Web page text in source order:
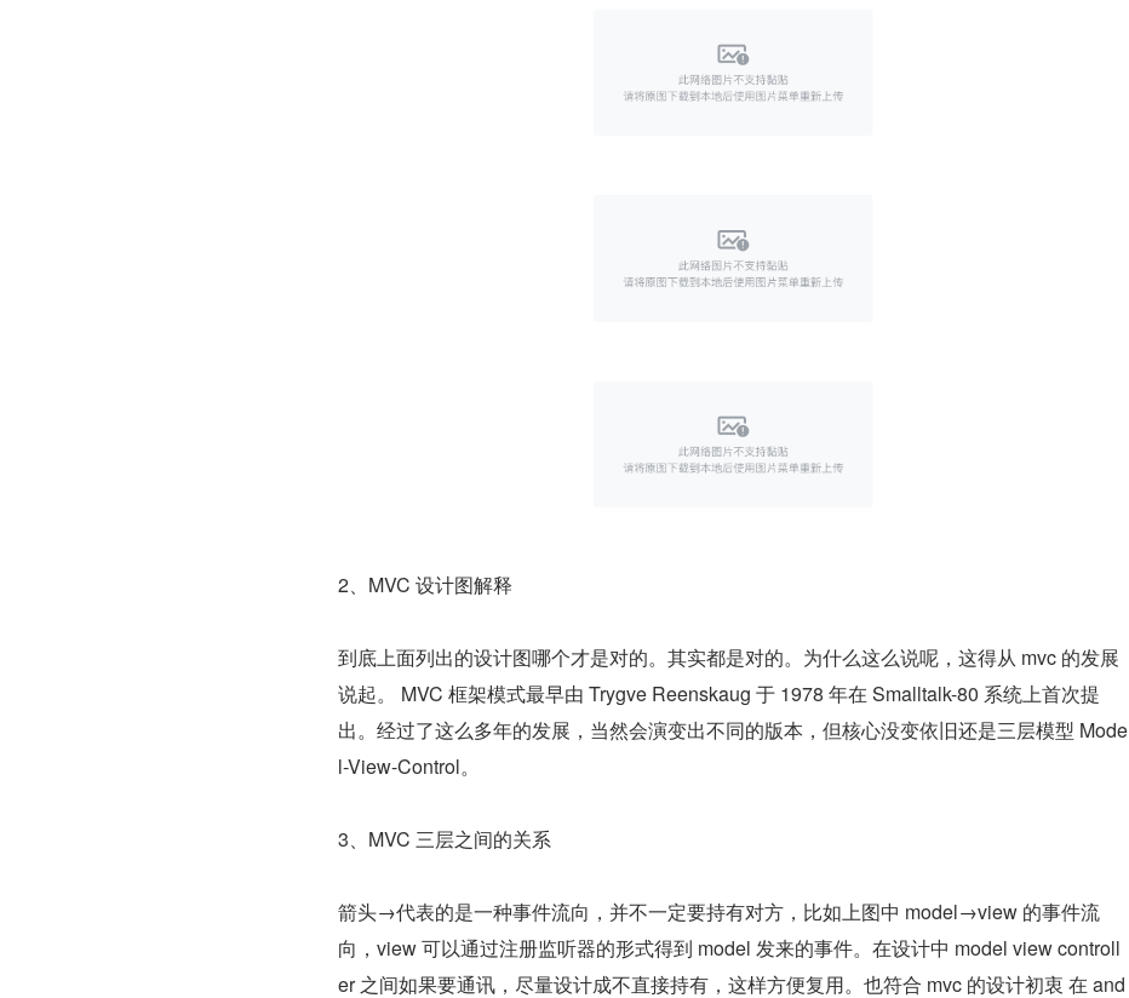
2、MVC 设计图解释
到底上面列出的设计图哪个才是对的。其实都是对的。为什么这么说呢，这得从 mvc 的发展
说起。 MVC 框架模式最早由 Trygve Reenskaug 于 1978 年在 Smalltalk-80 系统上首次提
出。经过了这么多年的发展，当然会演变出不同的版本，但核心没变依旧还是三层模型 Mode
l-View-Control。
3、MVC 三层之间的关系
箭头→代表的是一种事件流向，并不一定要持有对方，比如上图中 model→view 的事件流
向，view 可以通过注册监听器的形式得到 model 发来的事件。在设计中 model view controll
er 之间如果要通讯，尽量设计成不直接持有，这样方便复用。也符合 mvc 的设计初衷 在 and